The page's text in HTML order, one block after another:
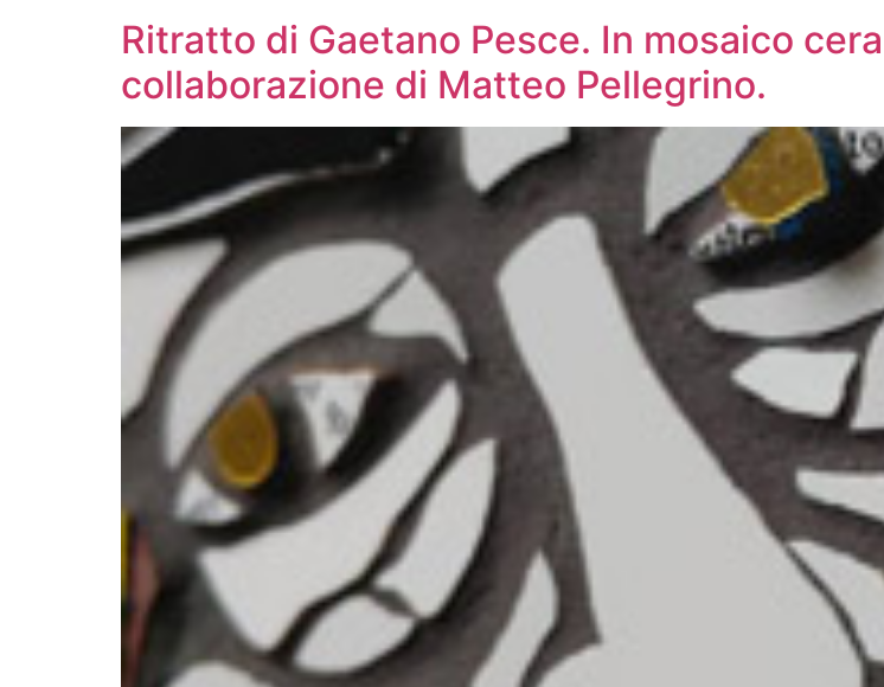
Ritratto di Gaetano Pesce. In mosaico
collaborazione di Matteo Pellegrino.